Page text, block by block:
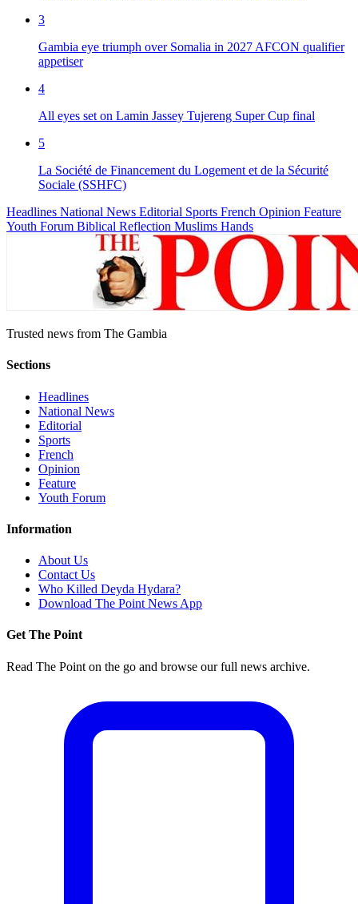
3
Gambia eye triumph over Somalia in 2027 AFCON qualifier
appetiser
4
All eyes set on Lamin Jassey Tujereng Super Cup final
5
La Société de Financement du Logement et de la Sécurité
Sociale (SSHFC)
Headlines National News Editorial Sports French Opinion Feature
Youth Forum Biblical Reflection Muslims Hands
Trusted news from The Gambia
Sections
Headlines
National News
Editorial
Sports
French
Opinion
Feature
Youth Forum
Information
About Us
Contact Us
Who Killed Deyda Hydara?
Download The Point News App
Get The Point
Read The Point on the go and browse our full news archive.